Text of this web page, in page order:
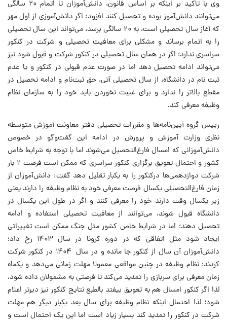
وی با تاکید بر اینکه بر اساس قانون، دانش‌آموزان تا اتمام ۲۰ سالگی
می‌توانند دانش‌آموز بوده و تحصیل کنند افزود: اگر دانش‌آموزی از اول مهر
که آغاز سال تحصیلی است، به ۲۰ سالگی برسد، می‌تواند این سال تحصیلی
را به اتمام برساند و مشکلی برای معافیت تحصیلی و شرکت در کنکور
سراسری ندارد؛ اگر در همان سال تحصیلی در کنکور شرکت و قبول شود نیز
می‌تواند ادامه تحصیل دهد اما در صورت عدم قبولی در کنکور و یا عدم
ثبت نام در دانشگاه، از سال تحصیلی آتی، حق ثبت‌نام و ادامه تحصیل در
مقطع بالاتر را ندارد و برای غیبت نخوردن باید خود را به سازمان نظام
وظیفه معرفی کند.
رییس گروه آیین‌نامه‌ها و مقررات تحصیلی دفتر معاونت آموزش متوسطه
نظری وزارت آموزش و پرورش در ادامه این گفت‌وگو در خصوص
دانش‌آموزانی که امسال فارغ‌التحصیل می‌شوند اما با توجه به شرایط خاص
کشور و احتمال تعویق برگزاری کنکور سراسری که ممکن است فرصت ۲ بار
شرکت دوازدهمی‌ها درکنکور را به یکبار تقلیل دهد گفت: دانش‌آموزان از
زمان فارغ‌التحصیلی یکسال فرصت معرفی خود به نظام وظیفه را دارند یعنی
زیر یکسال وقت دارند خود را معرفی کنند و اگر در طول این یکسال در
دانشگاه قبول شوند، می‌توانند از معافیت تحصیلی استفاده و ادامه
تحصیل دهند؛ اما در شرایط خاص کشور مثل جنگ ممکن است تغییراتی
ایجاد شود مثل اتفاقی که در دوره کرونا در سال ۱۴۰۳ رخ داد؛
دانش‌آموزان آن سال از کنکور جا مانده و در سال ۱۴۰۴ در کنکور شرکت
کردند؛ نظام وظیفه در چنین مواقعی معمولا مهلت زمانی می‌دهد و یکماه
زمان معرفی برای سربازی را تمدید می‌کند تا فرصتی به مشمولان داده شود،
لذا اگر کنکور امسال هم به تعویق بیفتد بالطبع نتایج کنکور نیز دیرتر اعلام
شود؛ لذا احتمال اینکه نظام وظیفه برای سال بعد یکبار دیگر هم مهلت
شرکت در کنکور را تمدید کند بسیار زیاد است اما این یک احتمال است و